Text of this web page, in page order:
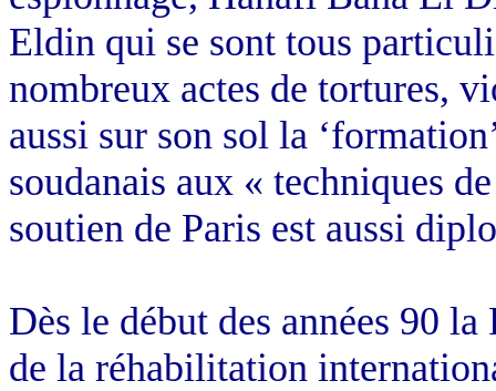
Eldin qui se sont tous
nombreux actes de tortures,
aussi sur son sol la
soudanais aux « techniques
soutien de Paris est aussi
Dès le début des années 90
de la réhabilitation